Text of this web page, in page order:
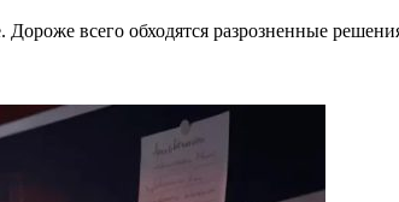
всего обходятся разрозненные